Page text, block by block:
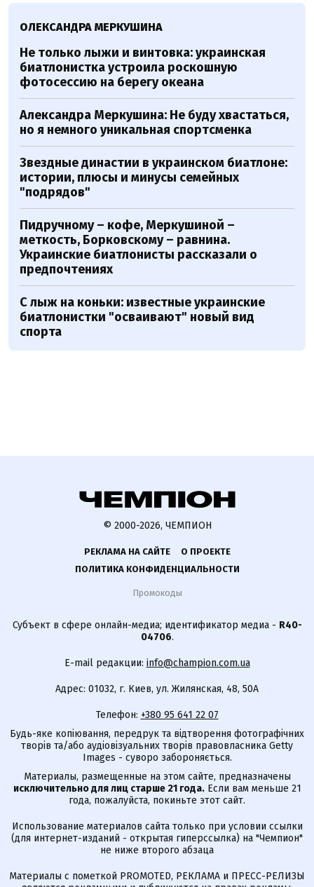
ОЛЕКСАНДРА МЕРКУШИНА
Не только лыжи и винтовка: украинская
биатлонистка устроила роскошную
фотосессию на берегу океана
Александра Меркушина: Не буду хвастаться,
но я немного уникальная спортсменка
Звездные династии в украинском биатлоне:
истории, плюсы и минусы семейных
"подрядов"
Пидручному – кофе, Меркушиной –
меткость, Борковскому – равнина.
Украинские биатлонисты рассказали о
предпочтениях
С лыж на коньки: известные украинские
биатлонистки "осваивают" новый вид
спорта
© 2000-2026, ЧЕМПИОН
РЕКЛАМА НА САЙТЕ
О ПРОЕКТЕ
ПОЛИТИКА КОНФИДЕНЦИАЛЬНОСТИ
Промокоды
Субъект в сфере онлайн-медиа; идентификатор медиа - R40-
04706.
E-mail редакции: info@champion.com.ua
Адрес: 01032, г. Киев, ул. Жилянская, 48, 50А
Телефон: +380 95 641 22 07
Будь-яке копіювання, передрук та відтворення фотографічних
творів та/або аудіовізуальних творів правовласника Getty
Images - суворо забороняється.
Материалы, размещенные на этом сайте, предназначены
исключительно для лиц старше 21 года.Если вам меньше 21
года, пожалуйста, покиньте этот сайт.
Использование материалов сайта только при условии ссылки
(для интернет-изданий - открытая гиперссылка) на "Чемпион"
не ниже второго абзаца
Материалы с пометкой PROMOTED, РЕКЛАМА и ПРЕСС-РЕЛИЗЫ